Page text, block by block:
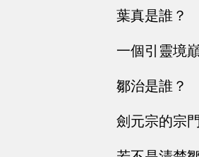
葉真是誰？
一個引靈境
鄒治是誰？
劍元宗的宗